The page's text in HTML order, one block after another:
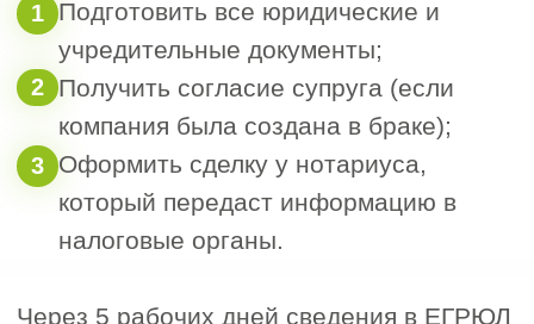
вас и озвучит результат
1. Сфера деятельности ООО
2. Регион регистрации компании